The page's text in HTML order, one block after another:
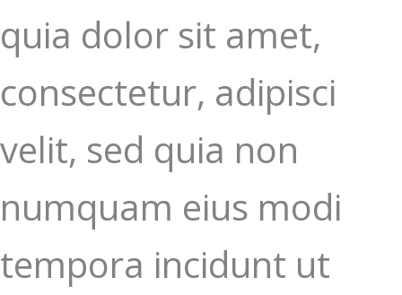
quia dolor sit amet,
consectetur, adipisci
velit, sed quia non
numquam eius modi
tempora incidunt ut